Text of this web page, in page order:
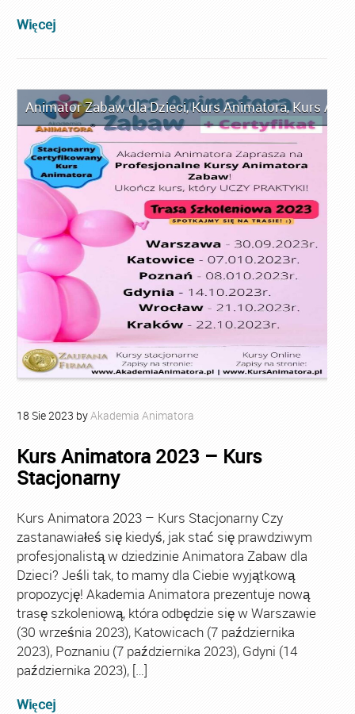
Więcej
Animator Zabaw dla Dzieci,Kurs Animatora,Kurs
18 Sie2023 byAkademia Animatora
Kurs Animatora 2023 – Kurs
Stacjonarny
Kurs Animatora 2023 – Kurs Stacjonarny Czy
zastanawiałeś się kiedyś, jak stać się prawdziwym
profesjonalistą w dziedzinie Animatora Zabaw dla
Dzieci? Jeśli tak, to mamy dla Ciebie wyjątkową
propozycję! Akademia Animatora prezentuje nową
trasę szkoleniową, która odbędzie się w Warszawie
(30 września 2023), Katowicach (7 października
2023), Poznaniu (7 października 2023), Gdyni (14
października 2023), […]
Więcej